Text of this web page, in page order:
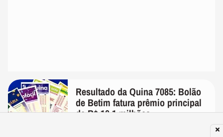
Resultado da Quina 7085: Bolão
de Betim fatura prêmio principal
de R$ 10,1 milhões